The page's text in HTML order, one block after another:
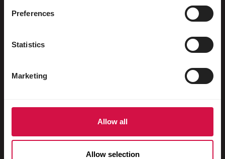
Preferences
Statistics
Marketing
Allow all
Allow selection
Fretky
Hrabaví